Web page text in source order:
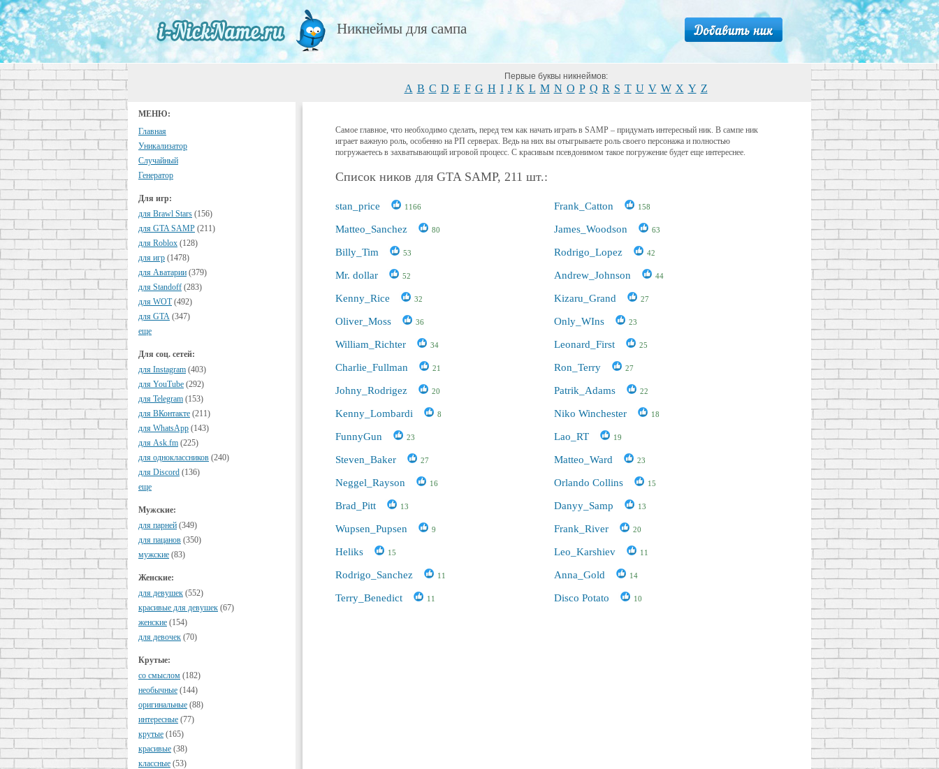
Никнеймы для сампа
МЕНЮ:
Главная
Уникализатор
Случайный
Генератор
Для игр:
для Brawl Stars (156)
для GTA SAMP (211)
для Roblox (128)
для игр (1478)
для Аватарии (379)
для Standoff (283)
для WOT (492)
для GTA (347)
еще
Для соц. сетей:
для Instagram (403)
для YouTube (292)
для Telegram (153)
для ВКонтакте (211)
для WhatsApp (143)
для Ask.fm (225)
для одноклассников (240)
для Discord (136)
еще
Мужские:
для парней (349)
для пацанов (350)
мужские (83)
Женские:
для девушек (552)
красивые для девушек (67)
женские (154)
для девочек (70)
Крутые:
cо смыслом (182)
необычные (144)
оригинальные (88)
интересные (77)
крутые (165)
красивые (38)
классные (53)
Первые буквы никнеймов:
A B C D E F G H I J K L M N O P Q R S T U V W X Y Z
Самое главное, что необходимо сделать, перед тем как начать играть в SAMP – придумать интересный ник. В сампе ник
играет важную роль, особенно на РП серверах. Ведь на них вы отыгрываете роль своего персонажа и полностью
погружаетесь в захватывающий игровой процесс. С красивым псевдонимом такое погружение будет еще интереснее.
Список ников для GTA SAMP, 211 шт.:
stan_price 1166 Frank_Catton 158
Matteo_Sanchez 80 James_Woodson 63
Billy_Tim 53 Rodrigo_Lopez 42
Mr. dollar 52 Andrew_Johnson 44
Kenny_Rice 32 Kizaru_Grand 27
Oliver_Moss 36 Only_WIns 23
William_Richter 34 Leonard_First 25
Charlie_Fullman 21 Ron_Terry 27
Johny_Rodrigez 20 Patrik_Adams 22
Kenny_Lombardi 8 Niko Winchester 18
FunnyGun 23 Lao_RT 19
Steven_Baker 27 Matteo_Ward 23
Neggel_Rayson 16 Orlando Collins 15
Brad_Pitt 13 Danyy_Samp 13
Wupsen_Pupsen 9 Frank_River 20
Heliks 15 Leo_Karshiev 11
Rodrigo_Sanchez 11 Anna_Gold 14
Terry_Benedict 11 Disco Potato 10